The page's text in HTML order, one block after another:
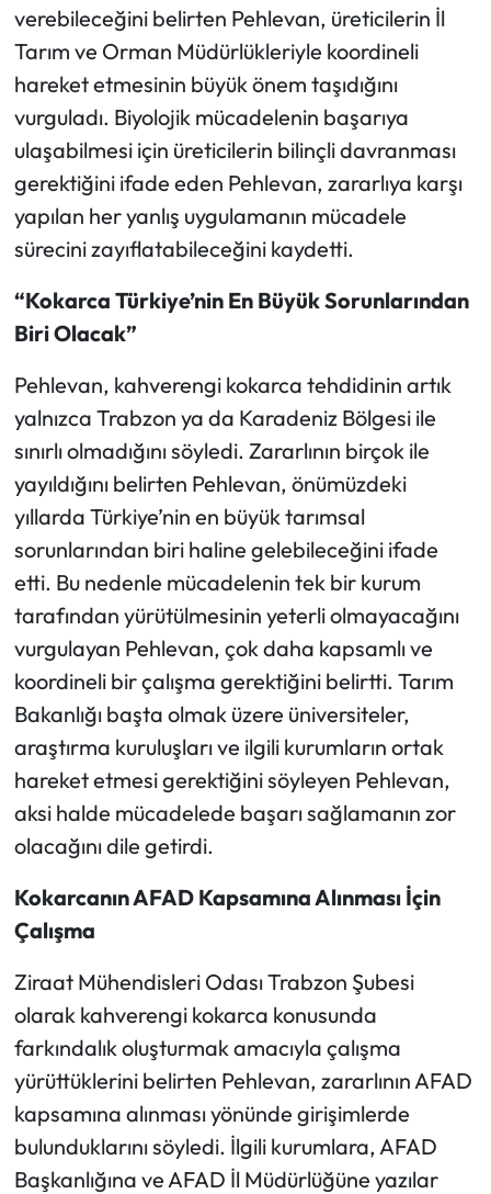
verebileceğini belirten Pehlevan, üreticilerin İl
Tarım ve Orman Müdürlükleriyle koordineli
hareket etmesinin büyük önem taşıdığını
vurguladı. Biyolojik mücadelenin başarıya
ulaşabilmesi için üreticilerin bilinçli davranması
gerektiğini ifade eden Pehlevan, zararlıya karşı
yapılan her yanlış uygulamanın mücadele
sürecini zayıflatabileceğini kaydetti.
“Kokarca Türkiye’nin En Büyük Sorunlarından
Biri Olacak”
Pehlevan, kahverengi kokarca tehdidinin artık
yalnızca Trabzon ya da Karadeniz Bölgesi ile
sınırlı olmadığını söyledi. Zararlının birçok ile
yayıldığını belirten Pehlevan, önümüzdeki
yıllarda Türkiye’nin en büyük tarımsal
sorunlarından biri haline gelebileceğini ifade
etti. Bu nedenle mücadelenin tek bir kurum
tarafından yürütülmesinin yeterli olmayacağını
vurgulayan Pehlevan, çok daha kapsamlı ve
koordineli bir çalışma gerektiğini belirtti. Tarım
Bakanlığı başta olmak üzere üniversiteler,
araştırma kuruluşları ve ilgili kurumların ortak
hareket etmesi gerektiğini söyleyen Pehlevan,
aksi halde mücadelede başarı sağlamanın zor
olacağını dile getirdi.
Kokarcanın AFAD Kapsamına Alınması İçin
Çalışma
Ziraat Mühendisleri Odası Trabzon Şubesi
olarak kahverengi kokarca konusunda
farkındalık oluşturmak amacıyla çalışma
yürüttüklerini belirten Pehlevan, zararlının AFAD
kapsamına alınması yönünde girişimlerde
bulunduklarını söyledi. İlgili kurumlara, AFAD
Başkanlığına ve AFAD İl Müdürlüğüne yazılar